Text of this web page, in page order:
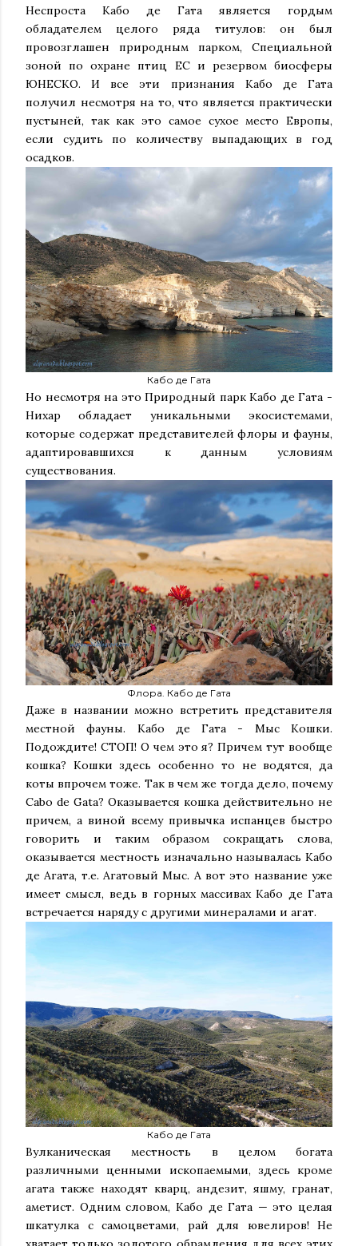
Неспроста Кабо де Гата является гордым
обладателем целого ряда титулов: он был
провозглашен природным парком, Специальной
зоной по охране птиц ЕС и резервом биосферы
ЮНЕСКО. И все эти признания Кабо де Гата
получил несмотря на то, что является практически
пустыней, так как это самое сухое место Европы,
если судить по количеству выпадающих в год
осадков.
Кабо де Гата
Но несмотря на это Природный парк Кабо де Гата -
Нихар обладает уникальными экосистемами,
которые содержат представителей флоры и фауны,
адаптировавшихся к данным условиям
существования.
Флора. Кабо де Гата
Даже в названии можно встретить представителя
местной фауны. Кабо де Гата - Мыс Кошки.
Подождите! СТОП! О чем это я? Причем тут вообще
кошка? Кошки здесь особенно то не водятся, да
коты впрочем тоже. Так в чем же тогда дело, почему
Cabo de Gata? Оказывается кошка действительно не
причем, а виной всему привычка испанцев быстро
говорить и таким образом сокращать слова,
оказывается местность изначально называлась Кабо
де Агата, т.е. Агатовый Мыс. А вот это название уже
имеет смысл, ведь в горных массивах Кабо де Гата
встречается наряду с другими минералами и агат.
Кабо де Гата
Вулканическая местность в целом богата
различными ценными ископаемыми, здесь кроме
агата также находят кварц, андезит, яшму, гранат,
аметист. Одним словом, Кабо де Гата — это целая
шкатулка с самоцветами, рай для ювелиров! Не